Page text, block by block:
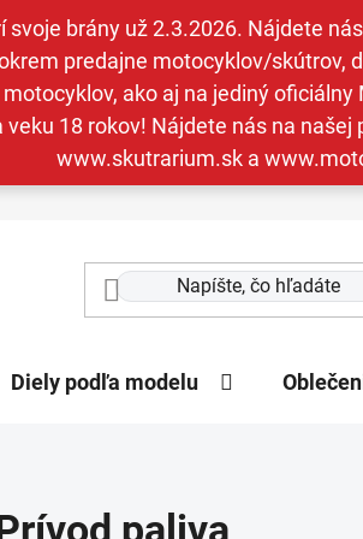
brány už 2.3.2026. Nájdete
predajne motocyklov/skútrov,
ako aj na jediný
18 rokov! Nájdete nás na
www.skutrarium.sk a
Diely podľa modelu
paliva